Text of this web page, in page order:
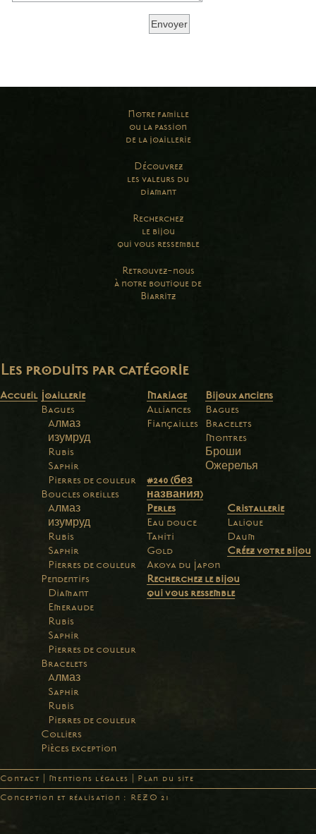
Notre famille
ou la passion
de la joaillerie
Découvrez
les valeurs du
diamant
Recherchez
le bijou
qui vous ressemble
Retrouvez-nous
à notre boutique de
Biarritz
Les produits par catégorie
Accueil Joaillerie
Bagues
Aлмаз
изумруд
Rubis
Saphir
Pierres de couleur
Boucles oreilles
Aлмаз
изумруд
Rubis
Saphir
Pierres de couleur
Pendentifs
Diamant
Emeraude
Rubis
Saphir
Pierres de couleur
Bracelets
Aлмаз
Saphir
Rubis
Pierres de couleur
Colliers
Pièces exception
Mariage
Alliances
Fiançailles
Bijoux anciens
Bagues
Bracelets
Montres
Броши
Ожерелья
#240 (без
названия)
Perles
Eau douce
Tahiti
Gold
Akoya du Japon
Cristallerie
Lalique
Daum
Créez votre bijou
Recherchez le bijou
qui vous ressemble
Contact Mentions légales Plan du site
Conception et réalisation : REZO 21